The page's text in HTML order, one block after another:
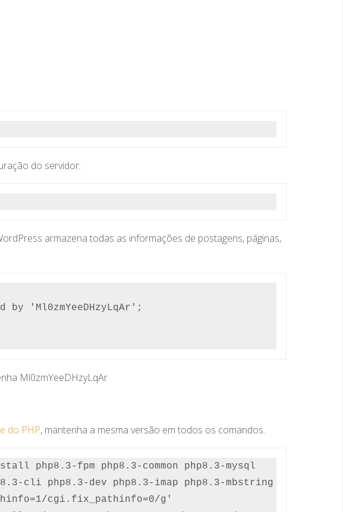
do servidor:
armazena todas as informações de postagens, páginas,
'Ml0zmYeeDHzyLqAr';
Ml0zmYeeDHzyLqAr
do PHP, mantenha a mesma versão em todos os comandos.
php8.3-fpm php8.3-common php8.3-mysql
cli php8.3-dev php8.3-imap php8.3-mbstring
cgi.fix_pathinfo=0/g'